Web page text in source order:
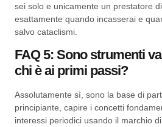
sei solo e unicamente un prestatore
esattamente quando incasserai e
salvo cataclismi.
FAQ 5: Sono strumenti
chi è ai primi passi?
Assolutamente sì, sono la base di
principiante, capire i concetti
interessi periodici usando il marchio